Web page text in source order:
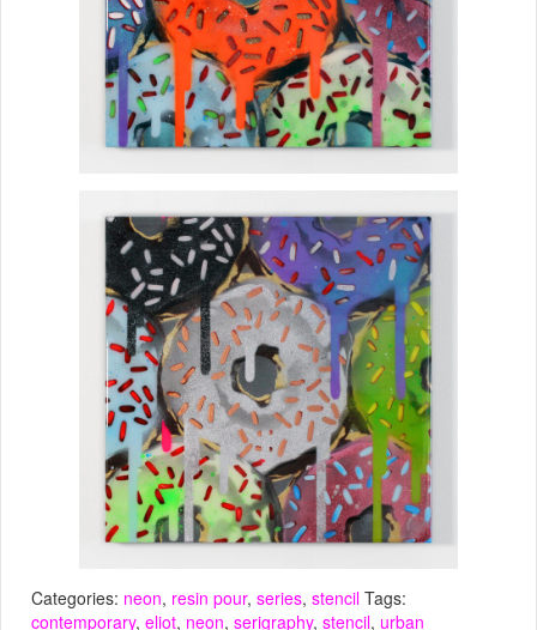
Categories: neon, resin pour, series, stencil Tags:
contemporary, eliot, neon, serigraphy, stencil, urban